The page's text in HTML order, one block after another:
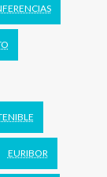
EURIBOR